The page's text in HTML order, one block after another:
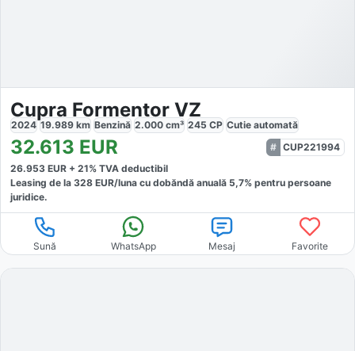
Cupra Formentor VZ
2024 19.989 km Benzină 2.000 cm³ 245 CP Cutie automată
32.613 EUR
CUP221994
26.953 EUR + 21% TVA deductibil
Leasing de la 328 EUR/luna cu dobăndă anuală 5,7% pentru persoane
juridice.
Sună WhatsApp Mesaj Favorite